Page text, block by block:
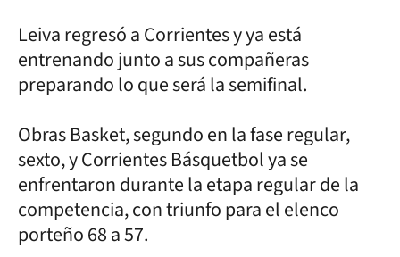
Leiva regresó a Corrientes y ya está
entrenando junto a sus compañeras
preparando lo que será la semifinal.
Obras Basket, segundo en la fase regular,
sexto, y Corrientes Básquetbol ya se
enfrentaron durante la etapa regular de la
competencia, con triunfo para el elenco
porteño 68 a 57.